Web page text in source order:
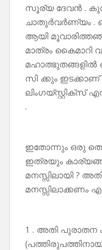
സൂര്യ ദേവൻ .
ചാതുർവർണ്യം .
ആയി
മാത്രം കൈമാറി
മഹാത്ഭുതങ്ങളിൽ
സി ക്കും ഇടക്കാണ്
ലിംഗയ്സ്റ്റിക്സ്
.
ഇതോന്നും ഒരു
ഇത്രയും
മനസ്സിലായി ?
മനസ്സിലാക്കണം
1 . അതി പുരാതന